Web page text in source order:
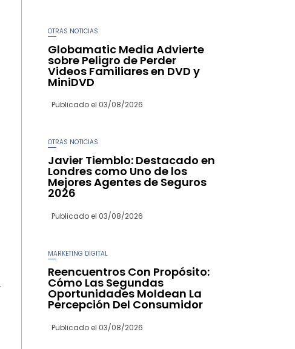
OTRAS NOTICIAS
Globamatic Media Advierte
sobre Peligro de Perder
Videos Familiares en DVD y
MiniDVD
Publicado el 03/08/2026
OTRAS NOTICIAS
Javier Tiemblo: Destacado en
Londres como Uno de los
Mejores Agentes de Seguros
2026
Publicado el 03/08/2026
MARKETING DIGITAL
Reencuentros Con Propósito:
Cómo Las Segundas
Oportunidades Moldean La
Percepción Del Consumidor
Publicado el 03/08/2026